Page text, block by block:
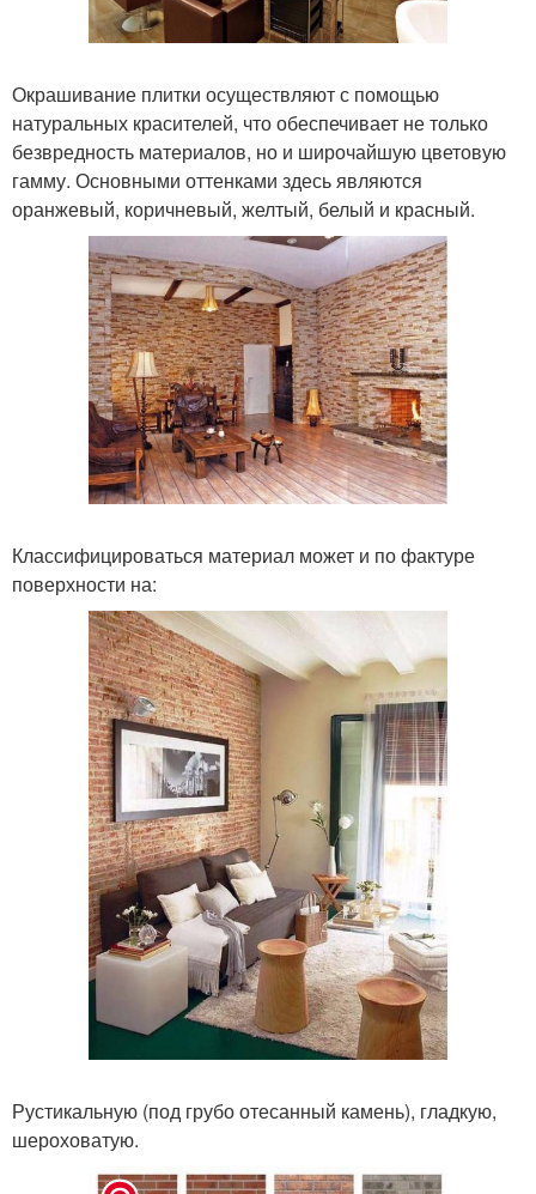
Окрашивание плитки осуществляют с помощью
натуральных красителей, что обеспечивает не только
безвредность материалов, но и широчайшую цветовую
гамму. Основными оттенками здесь являются
оранжевый, коричневый, желтый, белый и красный.
Классифицироваться материал может и по фактуре
поверхности на:
Рустикальную (под грубо отесанный камень), гладкую,
шероховатую.